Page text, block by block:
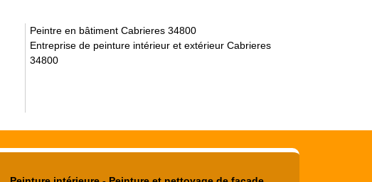
Peintre en bâtiment Cabrieres 34800
Entreprise de peinture intérieur et extérieur Cabrieres
34800